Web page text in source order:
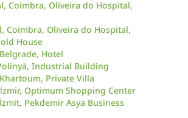
Coimbra, Oliveira do Hospital,
Coimbra, Oliveira do Hospital,
House
Hotel
Industrial Building
Private Villa
Optimum Shopping Center
Pekdemir Asya Business